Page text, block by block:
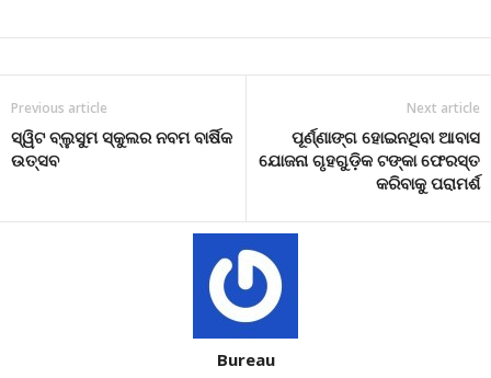
Previous article
ସ୍ୱିଟ ବ୍ଲୁସୁମ ସ୍କୁଲର ନବମ ବାର୍ଷିକ
ଉତ୍ସବ
Next article
ପୂର୍ଣ୍ଣାଙ୍ଗ ହୋଇନଥିବା ଆବାସ
ଯୋଜନା ଗୃହଗୁଡି଼କ ଟଙ୍କା ଫେରସ୍ତ
କରିବାକୁ ପରାମର୍ଶ
Bureau